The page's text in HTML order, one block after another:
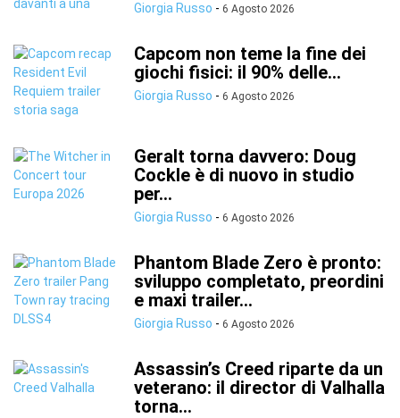
Giorgia Russo - 6 Agosto 2026
Capcom non teme la fine dei
giochi fisici: il 90% delle...
Giorgia Russo - 6 Agosto 2026
Geralt torna davvero: Doug
Cockle è di nuovo in studio
per...
Giorgia Russo - 6 Agosto 2026
Phantom Blade Zero è pronto:
sviluppo completato, preordini
e maxi trailer...
Giorgia Russo - 6 Agosto 2026
Assassin’s Creed riparte da un
veterano: il director di Valhalla
torna...